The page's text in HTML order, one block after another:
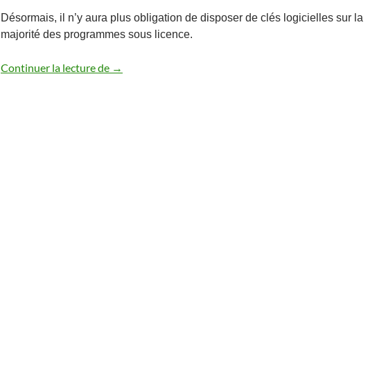
Désormais, il n’y aura plus obligation de disposer de clés logicielles sur la
majorité des programmes sous licence.
Continuer la lecture de Suppression des clés sur les logiciels sous licence IBM (LPP)
→